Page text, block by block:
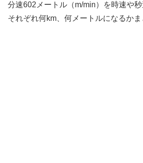
分速602メートル（m/min）を時速や秒
それぞれ何km、何メートルになるかま